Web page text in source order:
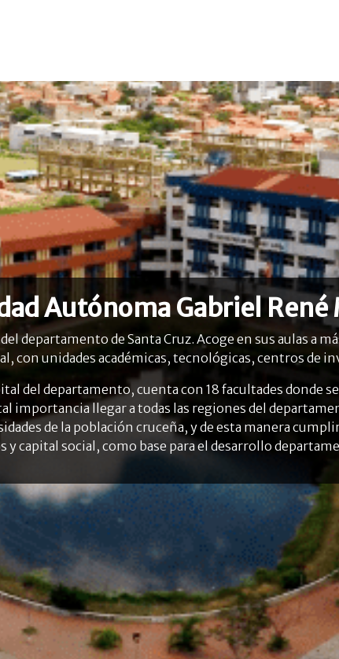
Autónoma Gabriel René
departamento de Santa Cruz. Acoge en sus aulas a
con unidades académicas, tecnológicas, centros de
del departamento, cuenta con 18 facultades
importancia llegar a todas las regiones del
de la población cruceña, y de esta manera
y capital social, como base para el desarrollo